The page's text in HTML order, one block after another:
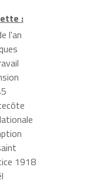
:
l'an
1918